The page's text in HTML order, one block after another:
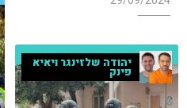
יהודה שלזינגר ויאיא
פינק